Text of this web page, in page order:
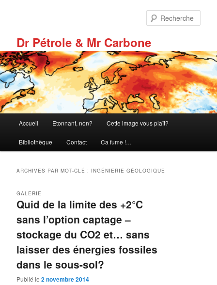
Dr Pétrole & Mr Carbone
principal
Accueil Etonnant, non? Cette image vous plaît?
Bibliothèque Contact Ca fume !…
ARCHIVES PAR MOT-CLÉ : INGÉNIERIE GÉOLOGIQUE
Quid de la limite des +2°C
sans l’option captage –
stockage du CO2 et… sans
laisser des énergies fossiles
dans le sous-sol?
GALERIE
Publié le2 novembre 2014